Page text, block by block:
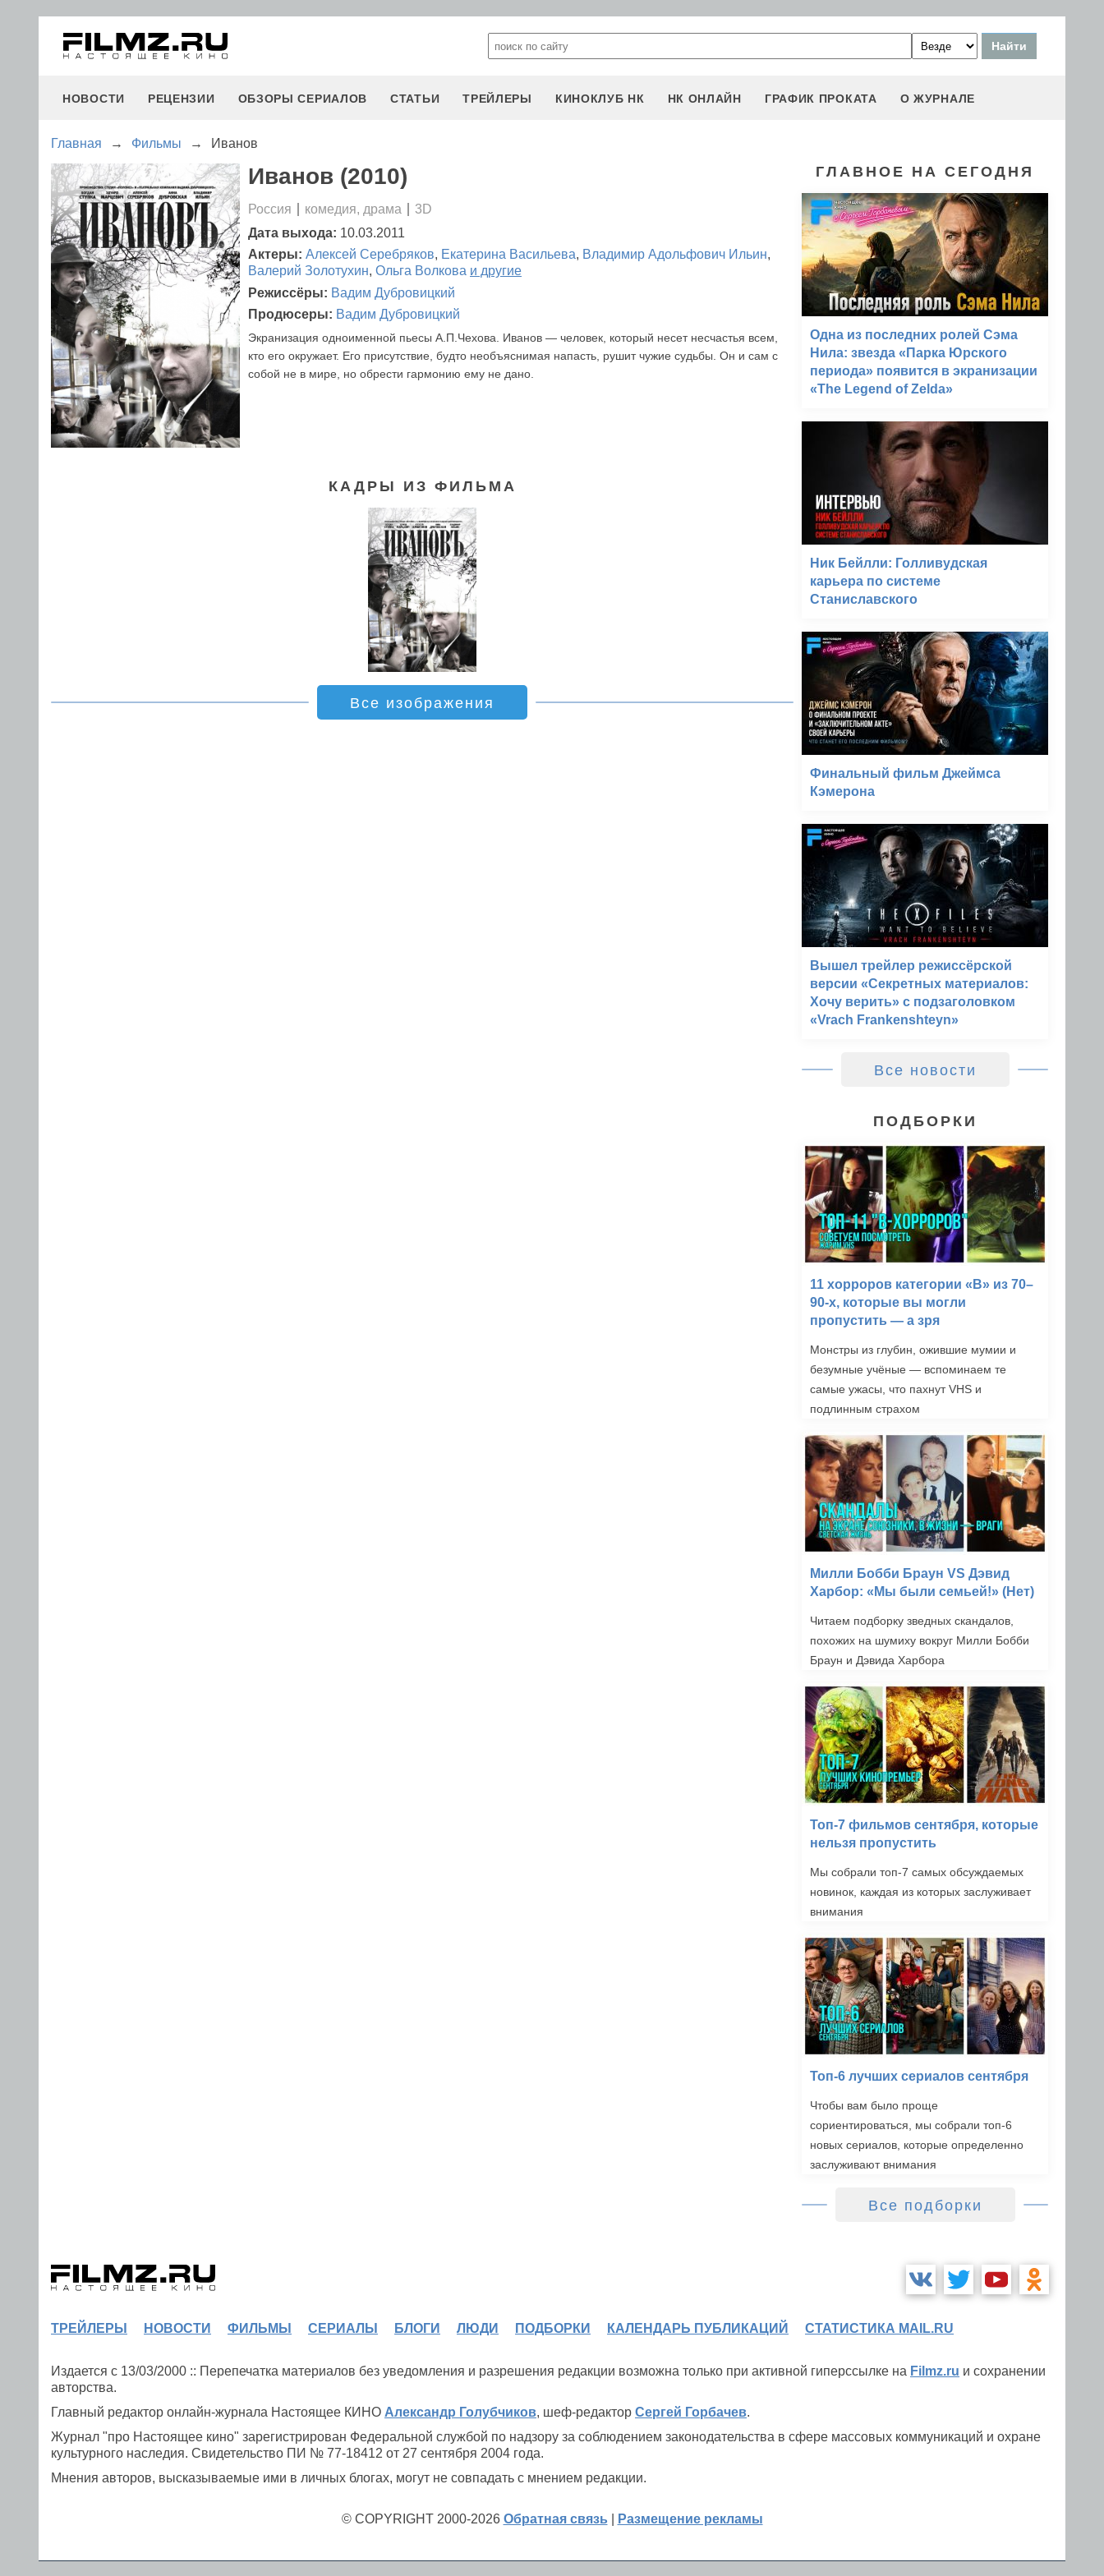
НОВОСТИ РЕЦЕНЗИИ ОБЗОРЫ СЕРИАЛОВ СТАТЬИ ТРЕЙЛЕРЫ КИНОКЛУБ НК НК ОНЛАЙН ГРАФИК ПРОКАТА О ЖУРНАЛЕ
Главная → Фильмы → Иванов
Иванов (2010)
Россия комедия, драма
3D
Дата выхода: 10.03.2011
Актеры: Алексей Серебряков, Екатерина Васильева, Владимир Адольфович Ильин,
Валерий Золотухин, Ольга Волкова и другие
Режиссёры: Вадим Дубровицкий
Продюсеры: Вадим Дубровицкий
Экранизация одноименной пьесы А.П.Чехова. Иванов — человек, который несет несчастья всем,
кто его окружает. Его присутствие, будто необъяснимая напасть, рушит чужие судьбы. Он и сам с
собой не в мире, но обрести гармонию ему не дано.
КАДРЫ ИЗ ФИЛЬМА
Все изображения
ГЛАВНОЕ НА СЕГОДНЯ
Одна из последних ролей Сэма
Нила: звезда «Парка Юрского
периода» появится в экранизации
«The Legend of Zelda»
Ник Бейлли: Голливудская
карьера по системе
Станиславского
Финальный фильм Джеймса
Кэмерона
Вышел трейлер режиссёрской
версии «Секретных материалов:
Хочу верить» с подзаголовком
«Vrach Frankenshteyn»
Все новости
ПОДБОРКИ
11 хорроров категории «B» из 70–
90-х, которые вы могли
пропустить — а зря
Монстры из глубин, ожившие мумии и
безумные учёные — вспоминаем те
самые ужасы, что пахнут VHS и
подлинным страхом
Милли Бобби Браун VS Дэвид
Харбор: «Мы были семьей!» (Нет)
Читаем подборку зведных скандалов,
похожих на шумиху вокруг Милли Бобби
Браун и Дэвида Харбора
Топ-7 фильмов сентября, которые
нельзя пропустить
Мы собрали топ-7 самых обсуждаемых
новинок, каждая из которых заслуживает
внимания
Топ-6 лучших сериалов сентября
Чтобы вам было проще
сориентироваться, мы собрали топ-6
новых сериалов, которые определенно
заслуживают внимания
Все подборки
ТРЕЙЛЕРЫ НОВОСТИ ФИЛЬМЫ СЕРИАЛЫ БЛОГИ ЛЮДИ ПОДБОРКИ КАЛЕНДАРЬ ПУБЛИКАЦИЙ СТАТИСТИКА MAIL.RU
Издается с 13/03/2000 :: Перепечатка материалов без уведомления и разрешения редакции возможна только при активной гиперссылке на Filmz.ru и сохранении
авторства.
Главный редактор онлайн-журнала Настоящее КИНО Александр Голубчиков, шеф-редактор Сергей Горбачев.
Журнал "про Настоящее кино" зарегистрирован Федеральной службой по надзору за соблюдением законодательства в сфере массовых коммуникаций и охране
культурного наследия. Свидетельство ПИ № 77-18412 от 27 сентября 2004 года.
Мнения авторов, высказываемые ими в личных блогах, могут не совпадать с мнением редакции.
© COPYRIGHT 2000-2026 Обратная связь Размещение рекламы